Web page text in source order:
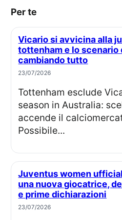
Per te
Vicario si avvicina alla juve la mossa del
tottenham e lo scenario
cambiando tutto
23/07/2026
Tottenham esclude Vicario dal pre-
season in Australia:
accende il
Possibile...
Juventus women ufficiale: remina chiba è
una nuova giocatrice,
e prime dichiarazioni
23/07/2026